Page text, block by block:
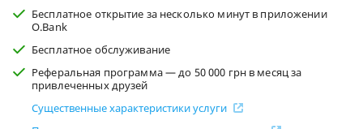
Бесплатное открытие за несколько минут в приложении
O.Bank
Бесплатное обслуживание
Реферальная программа — до 50 000 грн в месяц за
привлеченных друзей
Существенные характеристики услуги